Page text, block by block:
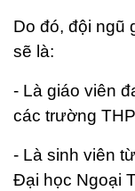
Do đó, đội ngũ
sẽ là:
- Là giáo viên
các trường
- Là sinh viên
Đại học Ngoại